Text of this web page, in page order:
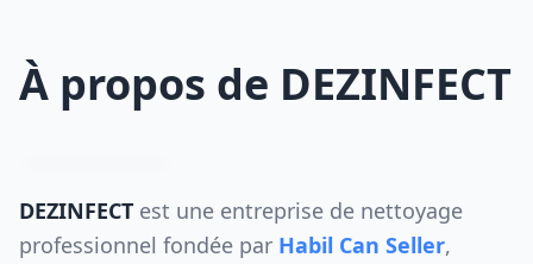
À propos de DEZINFECT
DEZINFECT est une entreprise de nettoyage
professionnel fondée par Habil Can Seller,